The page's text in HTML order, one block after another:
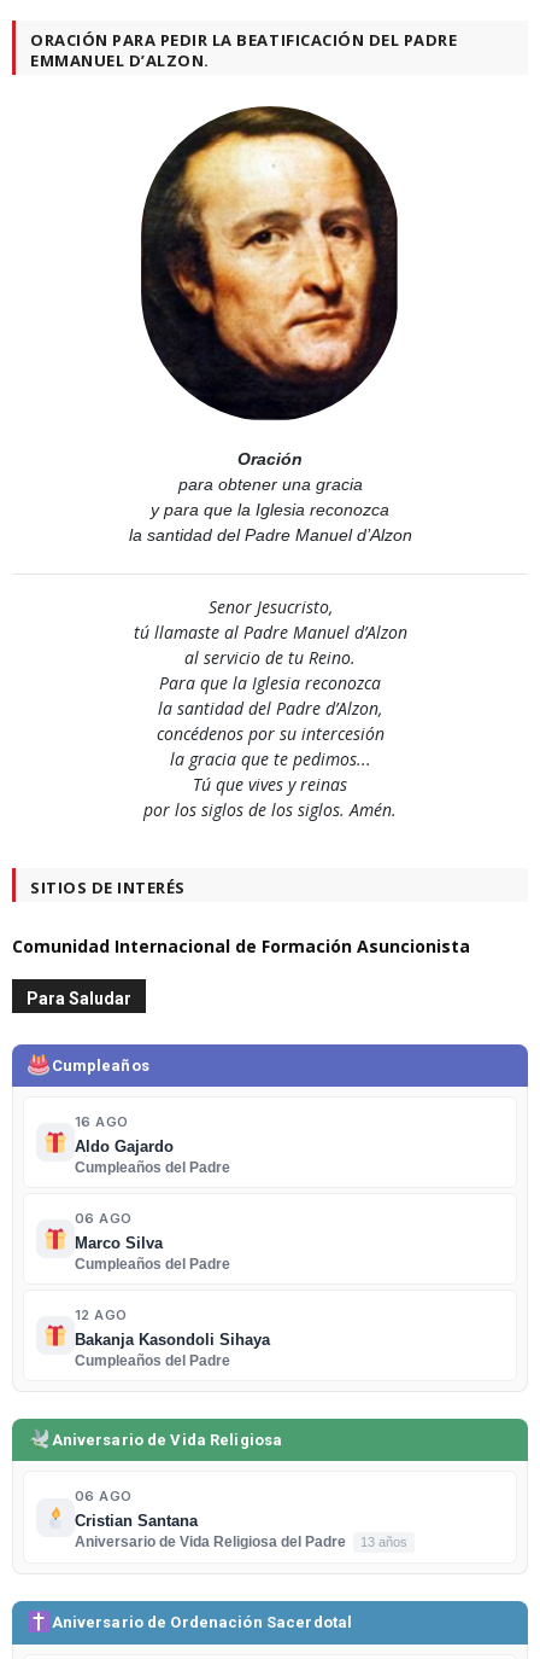
ORACIÓN PARA PEDIR LA BEATIFICACIÓN DEL PADRE
EMMANUEL D’ALZON.
Oración
para obtener una gracia
y para que la Iglesia reconozca
la santidad del Padre Manuel d’Alzon
Senor Jesucristo,
tú llamaste al Padre Manuel d’Alzon
al servicio de tu Reino.
Para que la Iglesia reconozca
la santidad del Padre d’Alzon,
concédenos por su intercesión
la gracia que te pedimos...
Tú que vives y reinas
por los siglos de los siglos. Amén.
SITIOS DE INTERÉS
Comunidad Internacional de Formación Asuncionista
Para Saludar
Cumpleaños
16 AGO
Aldo Gajardo
Cumpleaños del Padre
06 AGO
Marco Silva
Cumpleaños del Padre
12 AGO
Bakanja Kasondoli Sihaya
Cumpleaños del Padre
Aniversario de Vida Religiosa
06 AGO
Cristian Santana
Aniversario de Vida Religiosa del Padre
13 años
Aniversario de Ordenación Sacerdotal